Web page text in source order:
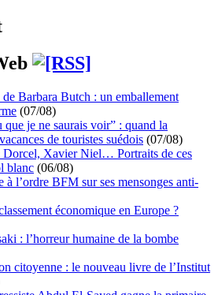
Barbara Butch : un emballement
(07/08)
que je ne saurais voir” : quand la
de touristes suédois (07/08)
Xavier Niel… Portraits de ces
blanc (06/08)
l’ordre BFM sur ses mensonges anti-
économique en Europe ?
: l’horreur humaine de la bombe
citoyenne : le nouveau livre de l’Institut